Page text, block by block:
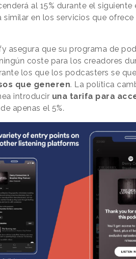
al 15% durante el siguiente
similar en los servicios que
asegura que su programa de
coste para los creadores
los que los podcasters se
que generen. La política
introducir una tarifa para
de apenas el 5%.